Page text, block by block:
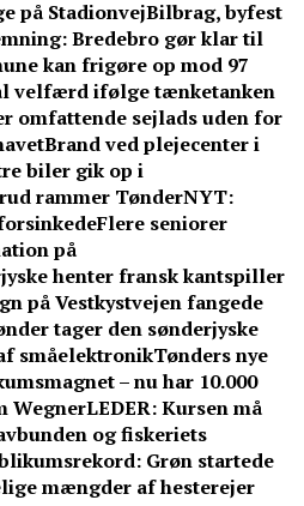
på StadionvejBilbrag, byfest
Bredebro gør klar til
kan frigøre op mod 97
velfærd ifølge tænketanken
omfattende sejlads uden for
Brand ved plejecenter i
biler gik op i
rammer TønderNYT:
Flere seniorer
på
henter fransk kantspiller
på Vestkystvejen fangede
tager den sønderjyske
småelektronikTønders nye
– nu har 10.000
WegnerLEDER: Kursen må
og fiskeriets
Grøn startede
mængder af hesterejer